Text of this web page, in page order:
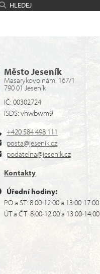
HLEDEJ
Město Jeseník
Masarykovo nám. 167/1
790 01 Jeseník
IČ: 00302724
ISDS: vhwbwm9
+420 584 498 111
posta@jesenik.cz
podatelna@jesenik.cz
Kontakty
Úřední hodiny:
PO a ST: 8:00-12:00 a 13:00-17:00
ÚT a ČT: 8:00-12:00 a 13:00-14:00